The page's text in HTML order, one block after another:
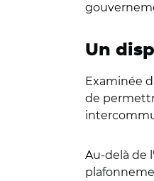
Un
Examinée
de
Au-delà de